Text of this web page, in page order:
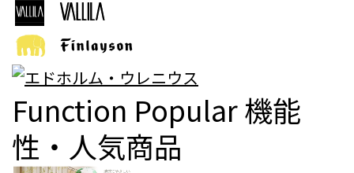
Function Popular機能
性・人気商品